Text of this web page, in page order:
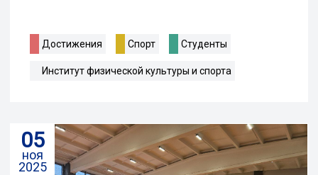
Достижения Спорт Студенты
Институт физической культуры и спорта
05
ноя
2025